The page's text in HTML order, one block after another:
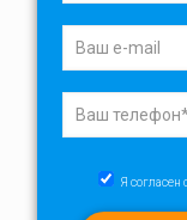
Я согласен